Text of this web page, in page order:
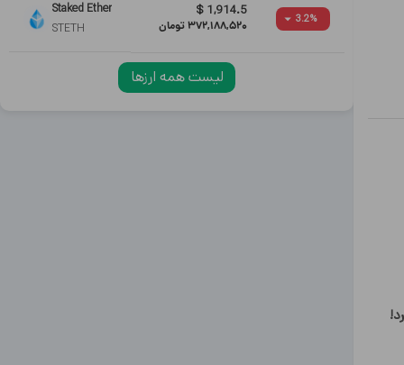
3.2%
1,914.5
$
372,188,520تومان
Staked Ether
STETH
لیست همه ارزها